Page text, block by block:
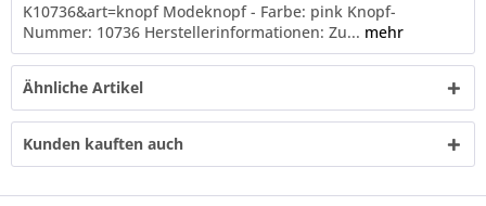
K10736&art=knopf Modeknopf - Farbe: pink Knopf-
Nummer: 10736 Herstellerinformationen: Zu... mehr
Ähnliche Artikel
Kunden kauften auch